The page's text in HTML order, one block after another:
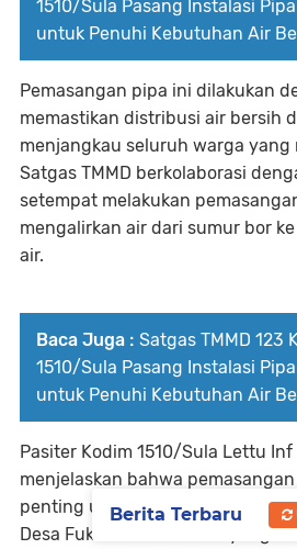
1510/Sula Pasang Instalasi
untuk Penuhi Kebutuhan Air
Pemasangan pipa ini dilakukan
memastikan distribusi air bersih
menjangkau seluruh warga yang
Satgas TMMD berkolaborasi
setempat melakukan
mengalirkan air dari sumur bor
air.
Baca Juga : Satgas TMMD 123
1510/Sula Pasang Instalasi
untuk Penuhi Kebutuhan Air
Pasiter Kodim 1510/Sula Lettu
menjelaskan bahwa
penting untuk menunjang
Desa Fukweu. Sumur bor yang
Berita Terbaru